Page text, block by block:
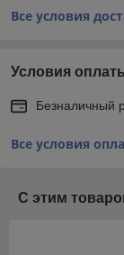
Все условия
Условия
Безналичный
Все условия
С этим